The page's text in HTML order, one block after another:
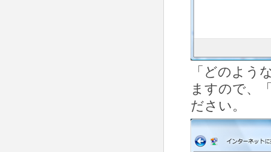
「どのよう
ますので、
ださい。